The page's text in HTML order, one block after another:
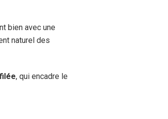
bien avec une
naturel des
, qui encadre le